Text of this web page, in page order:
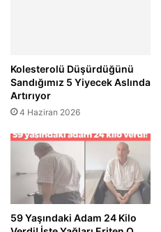
Kolesterolü Düşürdüğünü
Sandığımız 5 Yiyecek Aslında
Artırıyor
4 Haziran 2026
59 Yaşındaki Adam 24 Kilo